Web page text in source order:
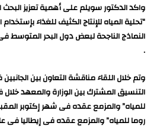
واكد الدكتور سويلم على أهمية تعزيز
“تحلية المياه للإنتاج الكثيف للغذاء
النماذج الناجحة لبعض دول البحر المتوسط
.
وتم خلال اللقاء مناقشة التعاون بين
التنسيق المشترك بين الوزارة والمعهد خلال
للمياه” والمزمع عقده فى شهر إكتوبر
روما للمياه” والمزمع عقده فى إيطاليا فى عام